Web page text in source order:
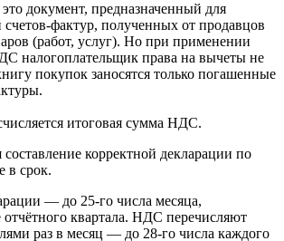
документ, предназначенный для
счетов-фактур, полученных от продавцов
(работ, услуг). Но при применении
налогоплательщик права на вычеты не
покупок заносятся только погашенные
итоговая сумма НДС.
корректной декларации по
в срок.
— до 25-го числа месяца,
квартала. НДС перечисляют
раз в месяц — до 28-го числа каждого